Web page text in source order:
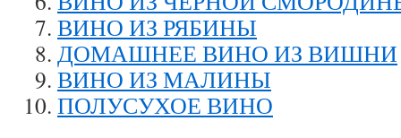
ВИНО ИЗ РЯБИНЫ
ДОМАШНЕЕ ВИНО ИЗ ВИШНИ
ВИНО ИЗ МАЛИНЫ
ПОЛУСУХОЕ ВИНО